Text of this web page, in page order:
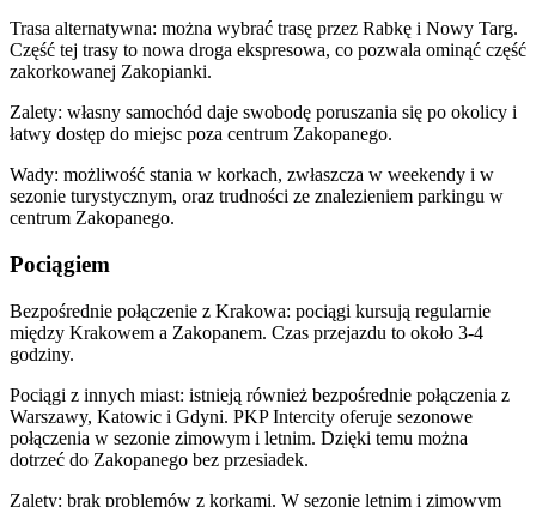
Trasa alternatywna: można wybrać trasę przez Rabkę i Nowy Targ.
Część tej trasy to nowa droga ekspresowa, co pozwala ominąć część
zakorkowanej Zakopianki.
Zalety: własny samochód daje swobodę poruszania się po okolicy i
łatwy dostęp do miejsc poza centrum Zakopanego.
Wady: możliwość stania w korkach, zwłaszcza w weekendy i w
sezonie turystycznym, oraz trudności ze znalezieniem parkingu w
centrum Zakopanego.
Pociągiem
Bezpośrednie połączenie z Krakowa: pociągi kursują regularnie
między Krakowem a Zakopanem. Czas przejazdu to około 3-4
godziny.
Pociągi z innych miast: istnieją również bezpośrednie połączenia z
Warszawy, Katowic i Gdyni. PKP Intercity oferuje sezonowe
połączenia w sezonie zimowym i letnim. Dzięki temu można
dotrzeć do Zakopanego bez przesiadek.
Zalety: brak problemów z korkami. W sezonie letnim i zimowym